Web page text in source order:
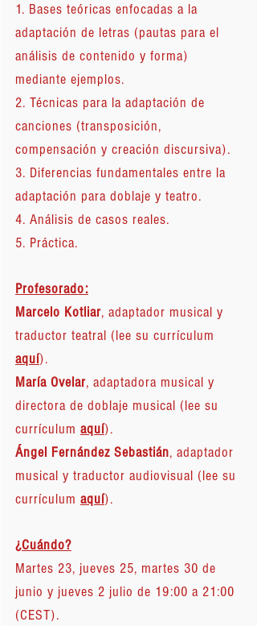
1. Bases teóricas enfocadas a la
adaptación de letras (pautas para el
análisis de contenido y forma)
mediante ejemplos.
2. Técnicas para la adaptación de
canciones (transposición,
compensación y creación discursiva).
3. Diferencias fundamentales entre la
adaptación para doblaje y teatro.
4. Análisis de casos reales.
5. Práctica.
Profesorado:
Marcelo Kotliar, adaptador musical y
traductor teatral (lee su currículum
aquí).
María Ovelar, adaptadora musical y
directora de doblaje musical (lee su
currículum aquí).
Ángel Fernández Sebastián, adaptador
musical y traductor audiovisual (lee su
currículum aquí).
¿Cuándo?
Martes 23, jueves 25, martes 30 de
junio y jueves 2 julio de 19:00 a 21:00
(CEST).